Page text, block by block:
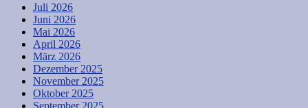
Juli 2026
Juni 2026
Mai 2026
April 2026
März 2026
Dezember 2025
November 2025
Oktober 2025
September 2025